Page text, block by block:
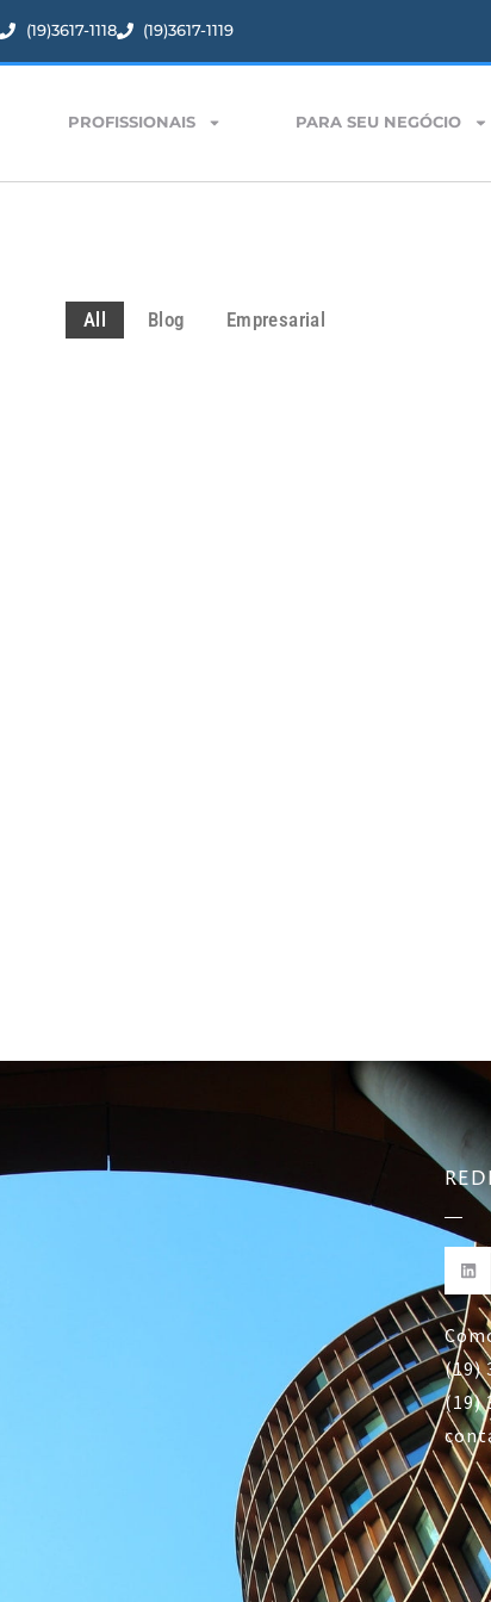
(19)3617-1118 (19)3617-1119
PROFISSIONAIS PARA SEU NEGÓCIO
All Blog Empresarial
(19)
(19)